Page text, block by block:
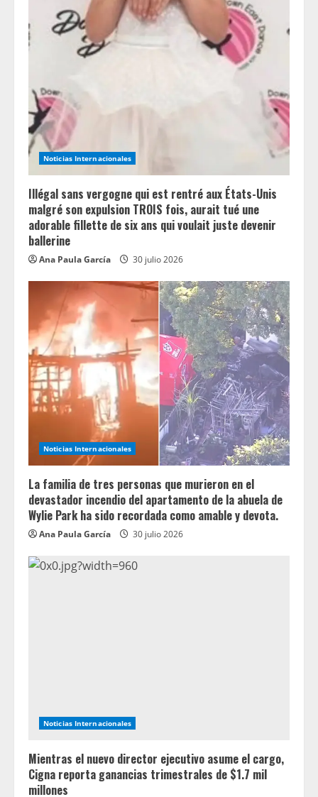
e
d
i
n
g
Noticias Internacionales
Illégal sans vergogne qui est rentré aux États-Unis
malgré son expulsion TROIS fois, aurait tué une
adorable fillette de six ans qui voulait juste devenir
ballerine
Ana Paula García 30 julio 2026
Noticias Internacionales
La familia de tres personas que murieron en el
devastador incendio del apartamento de la abuela de
Wylie Park ha sido recordada como amable y devota.
Ana Paula García 30 julio 2026
Noticias Internacionales
Mientras el nuevo director ejecutivo asume el cargo,
Cigna reporta ganancias trimestrales de $1.7 mil
millones